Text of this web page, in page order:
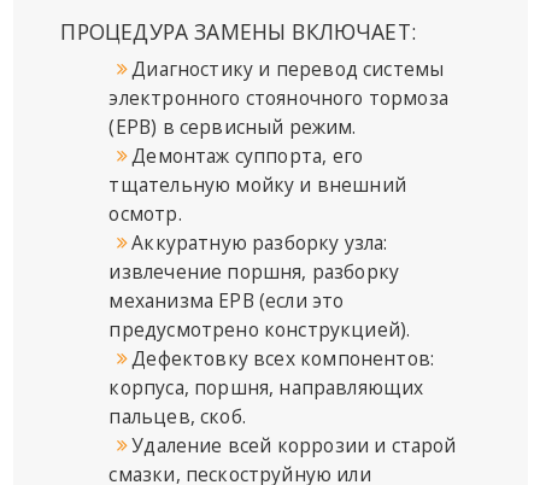
ПРОЦЕДУРА ЗАМЕНЫ ВКЛЮЧАЕТ:
Диагностику и перевод системы
электронного стояночного тормоза
(EPB) в сервисный режим.
Демонтаж суппорта, его
тщательную мойку и внешний
осмотр.
Аккуратную разборку узла:
извлечение поршня, разборку
механизма EPB (если это
предусмотрено конструкцией).
Дефектовку всех компонентов:
корпуса, поршня, направляющих
пальцев, скоб.
Удаление всей коррозии и старой
смазки, пескоструйную или